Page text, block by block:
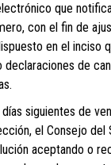
que
con el fin de
en el inciso
declaraciones de
siguientes de
el Consejo del
aceptando o